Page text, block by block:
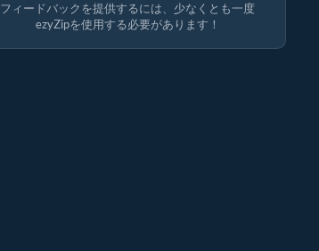
フィードバックを提供するには、少なくとも一度
ezyZipを使用する必要があります！